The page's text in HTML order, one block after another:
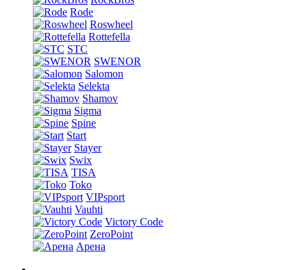
Rode
Roswheel
Rottefella
STC
SWENOR
Salomon
Selekta
Shamov
Sigma
Spine
Start
Stayer
Swix
TISA
Toko
VIPsport
Vauhti
Victory Code
ZeroPoint
Арена